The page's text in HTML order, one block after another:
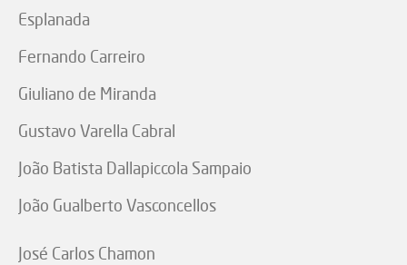
Esplanada
Fernando Carreiro
Giuliano de Miranda
Gustavo Varella Cabral
João Batista Dallapiccola Sampaio
João Gualberto Vasconcellos
José Carlos Chamon